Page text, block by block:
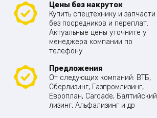
Цены без накруток
Купить спецтехнику и запчасти
без посредников и переплат.
Актуальные цены уточните у
менеджера компании по
телефону
Предложения
От следующих компаний: ВТБ,
Сберлизинг, Газпромлизинг,
Европлан, Carcade, Балтийский
лизинг, Альфализинг и др